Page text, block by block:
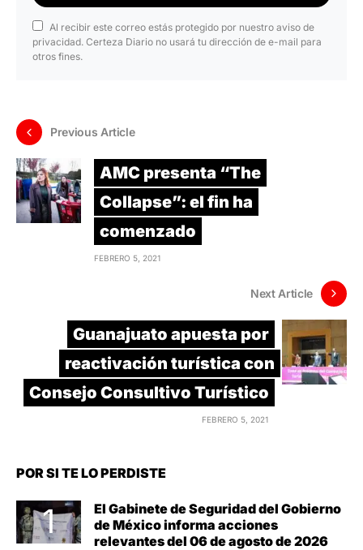
Al recibir este correo estás protegido por nuestro aviso de
privacidad. Certeza Diario no usará tu dirección de e-mail para
otros fines.
Previous Article
AMC presenta “The
Collapse”: el fin ha
comenzado
FEBRERO 5, 2021
Next Article
Guanajuato apuesta por
reactivación turística con
Consejo Consultivo Turístico
FEBRERO 5, 2021
POR SI TE LO PERDISTE
El Gabinete de Seguridad del Gobierno
de México informa acciones
relevantes del 06 de agosto de 2026